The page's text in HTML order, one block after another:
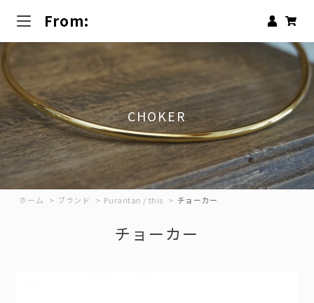
From:
CHOKER
ホーム > ブランド > Purantan / this > チョーカー
チョーカー